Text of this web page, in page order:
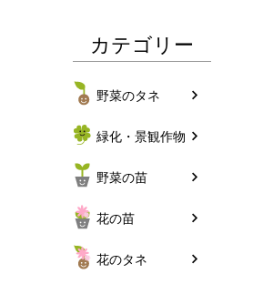
カテゴリー
野菜のタネ
緑化・景観作物
野菜の苗
花の苗
花のタネ